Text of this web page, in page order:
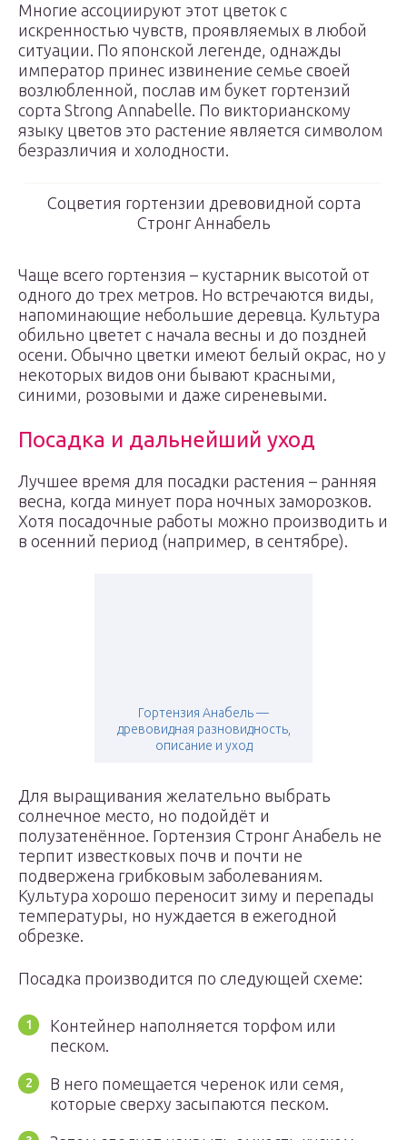
Многие ассоциируют этот цветок с
искренностью чувств, проявляемых в любой
ситуации. По японской легенде, однажды
император принес извинение семье своей
возлюбленной, послав им букет гортензий
сорта Strong Annabelle. По викторианскому
языку цветов это растение является символом
безразличия и холодности.
Соцветия гортензии древовидной сорта
Стронг Аннабель
Чаще всего гортензия – кустарник высотой от
одного до трех метров. Но встречаются виды,
напоминающие небольшие деревца. Культура
обильно цветет с начала весны и до поздней
осени. Обычно цветки имеют белый окрас, но у
некоторых видов они бывают красными,
синими, розовыми и даже сиреневыми.
Посадка и дальнейший уход
Лучшее время для посадки растения – ранняя
весна, когда минует пора ночных заморозков.
Хотя посадочные работы можно производить и
в осенний период (например, в сентябре).
Гортензия Анабель —
древовидная разновидность,
описание и уход
Для выращивания желательно выбрать
солнечное место, но подойдёт и
полузатенённое. Гортензия Стронг Анабель не
терпит известковых почв и почти не
подвержена грибковым заболеваниям.
Культура хорошо переносит зиму и перепады
температуры, но нуждается в ежегодной
обрезке.
Посадка производится по следующей схеме:
Контейнер наполняется торфом или
песком.
В него помещается черенок или семя,
которые сверху засыпаются песком.